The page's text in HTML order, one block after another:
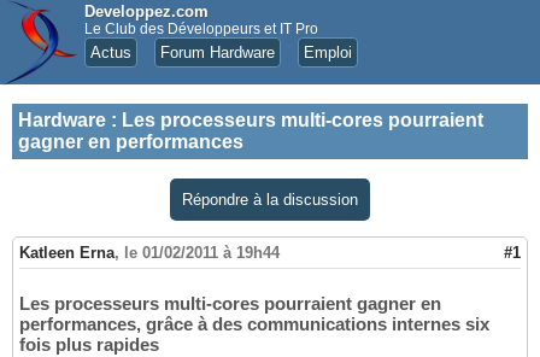
Developpez.com
Le Club des Développeurs et IT Pro
Actus Forum Hardware Emploi
Hardware : Les processeurs multi-cores pourraient
gagner en performances
Répondre à la discussion
Katleen Erna, le 01/02/2011 à 19h44 #1
Les processeurs multi-cores pourraient gagner en
performances, grâce à des communications internes six
fois plus rapides